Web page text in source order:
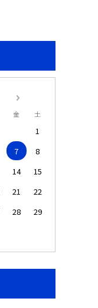
金 土
1
7
8
14
15
21
22
28
29